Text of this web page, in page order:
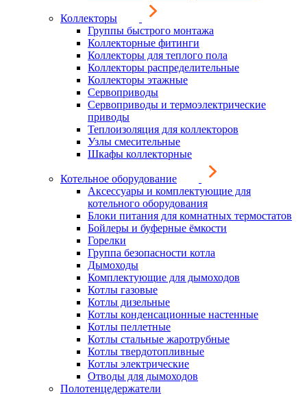
Коллекторы
Группы быстрого монтажа
Коллекторные фитинги
Коллекторы для теплого пола
Коллекторы распределительные
Коллекторы этажные
Сервоприводы
Сервоприводы и термоэлектрические
приводы
Теплоизоляция для коллекторов
Узлы смесительные
Шкафы коллекторные
Котельное оборудование
Аксессуары и комплектующие для
котельного оборудования
Блоки питания для комнатных термостатов
Бойлеры и буферные ёмкости
Горелки
Группа безопасности котла
Дымоходы
Комплектующие для дымоходов
Котлы газовые
Котлы дизельные
Котлы конденсационные настенные
Котлы пеллетные
Котлы стальные жаротрубные
Котлы твердотопливные
Котлы электрические
Отводы для дымоходов
Полотенцедержатели